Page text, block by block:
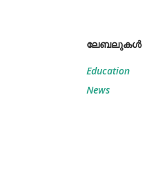
ലേബലുകള്‍
Education
News